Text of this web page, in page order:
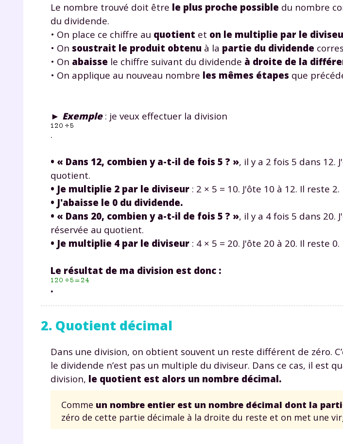
Le nombre trouvé doit être le plus proche possible du nombre
du dividende.
• On place ce chiffre au quotient et on le multiplie par le
• On soustrait le produit obtenu à la partie du dividende
• On abaisse le chiffre suivant du dividende à droite de la
• On applique au nouveau nombre les mêmes étapes que
► Exemple: je veux effectuer la division
.
• « Dans 12, combien y a-t-il de fois 5 ? », il y a 2 fois 5 dans 12.
quotient.
• Je multiplie 2 par le diviseur : 2 × 5 = 10. J'ôte 10 à 12. Il reste 2.
• J'abaisse le 0 du dividende.
• « Dans 20, combien y a-t-il de fois 5 ? », il y a 4 fois 5 dans 20.
réservée au quotient.
• Je multiplie 4 par le diviseur : 4 × 5 = 20. J'ôte 20 à 20. Il reste 0.
Le résultat de ma division est donc :
.
2. Quotient décimal
Dans une division, on obtient souvent un reste différent de zéro.
le dividende n’est pas un multiple du diviseur. Dans ce cas, il est
division, le quotient est alors un nombre décimal.
Comme un nombre entier est un nombre décimal dont la
zéro de cette partie décimale à la droite du reste et on met une
Envie de
Testez gratuitement
notre plateforme de